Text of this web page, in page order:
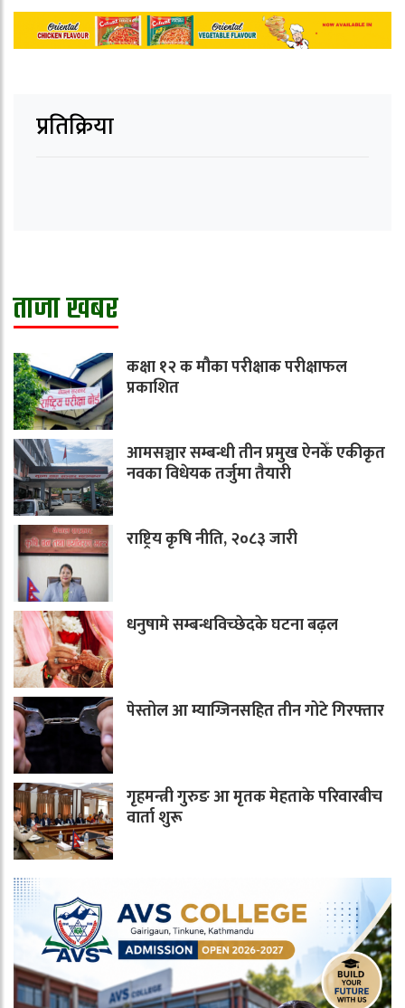
प्रतिक्रिया
ताजा खबर
कक्षा १२ क मौका परीक्षाक परीक्षाफल
प्रकाशित
आमसञ्चार सम्बन्धी तीन प्रमुख ऐनकेँ एकीकृत
नवका विधेयक तर्जुमा तैयारी
राष्ट्रिय कृषि नीति, २०८३ जारी
धनुषामे सम्बन्धविच्छेदके घटना बढ़ल
पेस्तोल आ म्याग्जिनसहित तीन गोटे गिरफ्तार
गृहमन्त्री गुरुङ आ मृतक मेहताके परिवारबीच
वार्ता शुरू